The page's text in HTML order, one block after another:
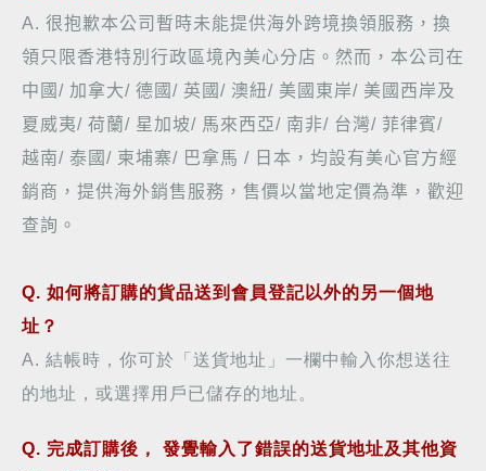
A. 很抱歉本公司暫時未能提供海外跨境換領服務，換
領只限香港特別行政區境內美心分店。然而，本公司在
中國 / 加拿大/ 德國 / 英國 / 澳紐/ 美國東岸/ 美國西岸及
夏威夷/ 荷蘭/ 星加坡/ 馬來西亞/ 南非/ 台灣/ 菲律賓/
越南/ 泰國 / 柬埔寨/ 巴拿馬 / 日本，均設有美心官方經
銷商，提供海外銷售服務，售價以當地定價為準，歡迎
查詢 。
Q. 如何將訂購的貨品送到會員登記以外的另一個地
址？
A. 結帳時，你可於「送貨地址」一欄中輸入你想送往
的地址，或選擇用戶已儲存的地址。
Q. 完成訂購後 ，
發覺輸入了錯誤的送貨地址及其他資